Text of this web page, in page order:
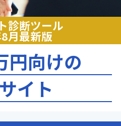
診断ツール
月最新版
円向けの
イト